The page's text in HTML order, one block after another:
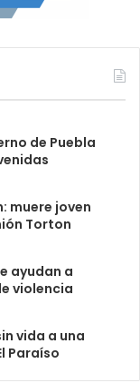
de Puebla
muere joven
Torton
ayudan a
violencia
vida a una
Paraíso